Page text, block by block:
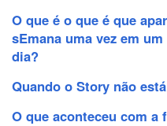
O que é o que é que
sEmana uma vez em
dia?
Quando o Story não
O que aconteceu com